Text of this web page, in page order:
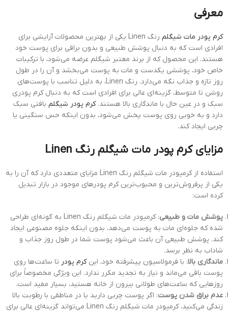
معرفی
کرم پودر مات شیگلم
رنگ Linen یکی از بهترین محصولات آرایشی برای
افرادی است که به دنبال پوشش طبیعی و بدون براقی برای پوست خود
هستند. این محصول که از برند معتبر شیگلم عرضه می‌شود، با ترکیبات
خاص خود، پوششی یکدست و مات به پوست می‌بخشد و آن را در طول
روز تازه و جذاب نگه می‌دارد. رنگ Linen، به دلیل تناسب با پوست‌های
روشن تا متوسط، گزینه‌ای عالی برای افرادی است که به دنبال کرم پودری
سبک و در عین حال با ماندگاری بالا هستند.کرم پودر شیگلم بافتی سبک
دارد و به خوبی روی پوست پخش می‌شود، بدون اینکه حس سنگینی یا
چربی ایجاد کند.
مزایای کرم پودر مات شیگلم رنگ Linen
استفاده از کرمپودر مات شیگلم رنگ Linen مزایای متعددی دارد که آن را به
یکی از پرفروش‌ترین و محبوب‌ترین کرم پودرهای موجود در بازار تبدیل
کرده است:
پوشش مات و طبیعی
: کرمپودر مات شیگلم رنگ Linen به گونه‌ای طراحی
شده که جلوه‌ای مات به پوست می‌دهد، بدون اینکه جلوه مصنوعی ایجاد
کند. پوشش طبیعی آن باعث می‌شود پوست شما در طول روز جذاب و
شاداب به نظر برسد.
ماندگاری بالا: با فرمولاسیون پیشرفته خود، اینکرم پودر تا ساعت‌ها روی
پوست باقی می‌ماند و نیاز به تجدید مکرر ندارد. این ویژگی مخصوصاً برای
روزهایی که ساعت‌های طولانی بیرون از خانه هستید، بسیار مفید است.
عدم براق شدن پوست: اگر پوست چربی دارید یا در مناطقی با رطوبت بالا
زندگی می‌کنید، کرمپودر مات شیگلم رنگ Linen می‌تواند گزینه‌ای عالی برای